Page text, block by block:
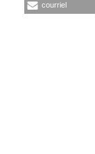
courriel